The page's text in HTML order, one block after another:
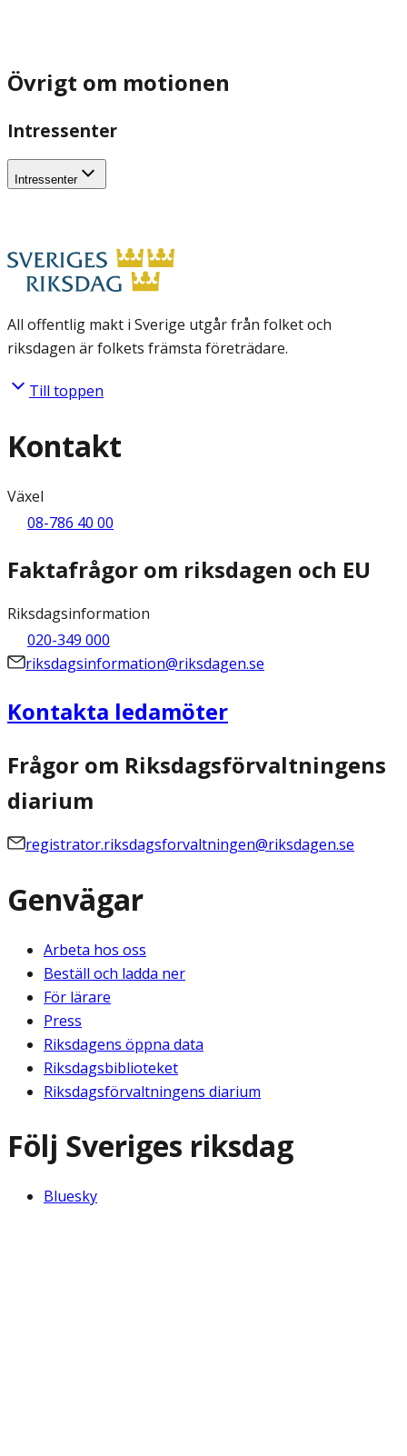
Övrigt om motionen
Intressenter
Intressenter
All offentlig makt i Sverige utgår från folket och
riksdagen är folkets främsta företrädare.
Till toppen
Kontakt
Växel
08-786 40 00
Faktafrågor om riksdagen och EU
Riksdagsinformation
020-349 000
riksdagsinformation@riksdagen.se
Kontakta ledamöter
Frågor om Riksdagsförvaltningens
diarium
registrator.riksdagsforvaltningen@riksdagen.se
Genvägar
Arbeta hos oss
Beställ och ladda ner
För lärare
Press
Riksdagens öppna data
Riksdagsbiblioteket
Riksdagsförvaltningens diarium
Följ Sveriges riksdag
Bluesky